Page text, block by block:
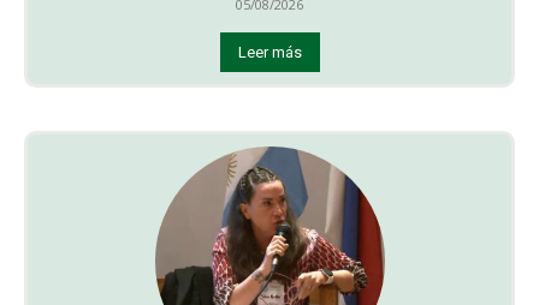
05/08/2026
Leer más